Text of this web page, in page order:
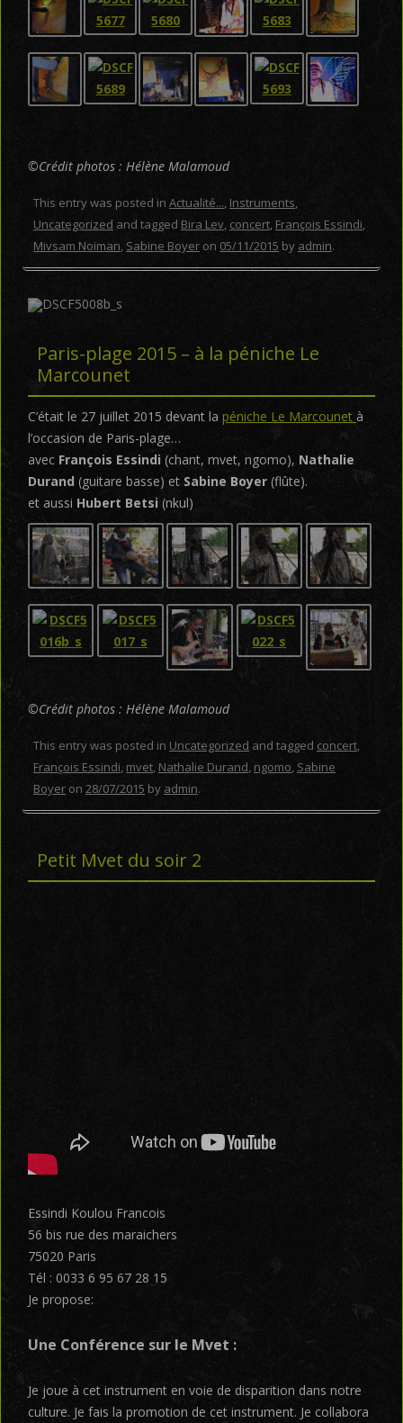
©Crédit photos : Hélène Malamoud
This entry was posted in Actualité..., Instruments,
Uncategorized and tagged Bira Lev, concert, François Essindi,
Mivsam Noiman, Sabine Boyeron 05/11/2015 by admin.
Paris-plage 2015 – à la péniche Le
Marcounet
C’était le 27 juillet 2015 devant la péniche Le Marcounet à
l’occasion de Paris-plage…
avec François Essindi(chant, mvet, ngomo), Nathalie
Durand(guitare basse) et Sabine Boyer(flûte).
et aussi Hubert Betsi(nkul)
©Crédit photos : Hélène Malamoud
This entry was posted in Uncategorized and tagged concert,
François Essindi, mvet, Nathalie Durand, ngomo, Sabine
Boyeron 28/07/2015 by admin.
Petit Mvet du soir 2
Essindi Koulou Francois
56 bis rue des maraichers
75020 Paris
Tél : 0033 6 95 67 28 15
Je propose:
Une Conférence sur le Mvet :
Je joue à cet instrument en voie de disparition dans notre
culture. Je fais la promotion de cet instrument. Je collabora